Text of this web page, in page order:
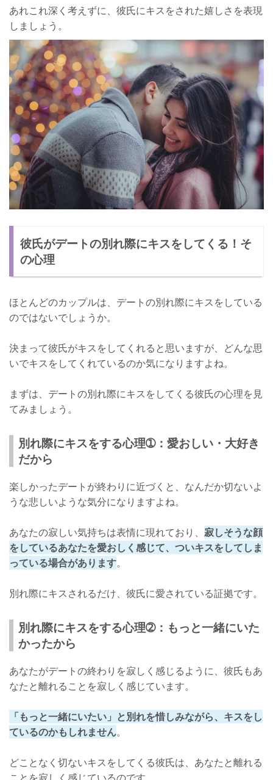
あれこれ深く考えずに、彼氏にキスをされた嬉しさを表現
しましょう。
彼氏がデートの別れ際にキスをしてくる！そ
の心理
ほとんどのカップルは、デートの別れ際にキスをしている
のではないでしょうか。
決まって彼氏がキスをしてくれると思いますが、どんな思
いでキスをしてくれているのか気になりますよね。
まずは、デートの別れ際にキスをしてくる彼氏の心理を見
てみましょう。
別れ際にキスをする心理➀：愛おしい・大好き
だから
楽しかったデートが終わりに近づくと、なんだか切ないよ
うな悲しいような気分になりますよね。
あなたの寂しい気持ちは表情に現れており、 寂しそうな顔
をしているあなたを愛おしく感じて、ついキスをしてしま
っている場合があります。
別れ際にキスされるだけ、彼氏に愛されている証拠です。
別れ際にキスをする心理➁：もっと一緒にいた
かったから
あなたがデートの終わりを寂しく感じるように、彼氏もあ
なたと離れることを寂しく感じています。
「もっと一緒にいたい」と別れを惜しみながら、キスをし
ているのかもしれません。
どことなく切ないキスをしてくる彼氏は、あなたと離れる